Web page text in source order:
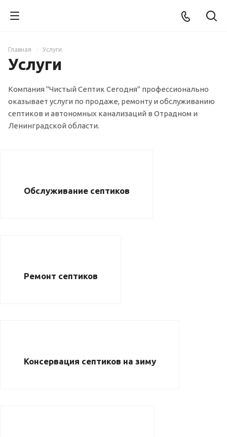
Главная Услуги
Услуги
Компания "Чистый Септик Сегодня" профессионально
оказывает услуги по продаже, ремонту и обслуживанию
септиков и автономных канализаций в Отрадном и
Ленинградской области.
Обслуживание септиков
Ремонт септиков
Консервация септиков на зиму